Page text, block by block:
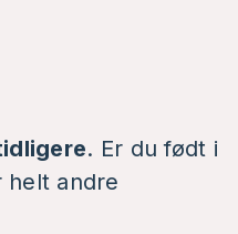
. Er du født i
helt andre